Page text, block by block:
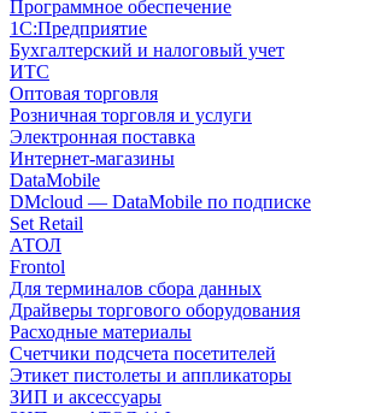
Программное обеспечение
1С:Предприятие
Бухгалтерский и налоговый учет
ИТС
Оптовая торговля
Розничная торговля и услуги
Электронная поставка
Интернет-магазины
DataMobile
DMcloud — DataMobile по подписке
Set Retail
АТОЛ
Frontol
Для терминалов сбора данных
Драйверы торгового оборудования
Расходные материалы
Счетчики подсчета посетителей
Этикет пистолеты и аппликаторы
ЗИП и аксессуары